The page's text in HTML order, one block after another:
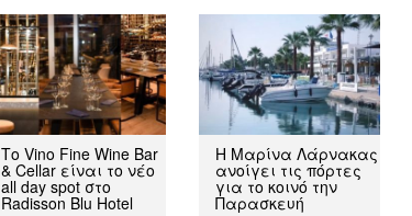
Το Vino Fine Wine Bar
& Cellar είναι το νέο
all day spot στο
Radisson Blu Hotel
Η Μαρίνα Λάρνακας
ανοίγει τις πόρτες
για το κοινό την
Παρασκευή